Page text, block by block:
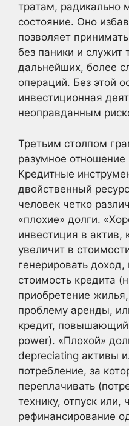
тратам, радикально
состояние. Оно
позволяет
без паники и служит
дальнейших, более
операций. Без этой
инвестиционная
неоправданным
Третьим столпом
разумное
Кредитные
двойственный
человек четко
«плохие» долги.
инвестиция в
увеличит в
генерировать
стоимость кредита
приобретение
проблему аренды,
кредит,
power). «Плохой»
depreciating активы
потребление, за
переплачивать
технику, отпуск или,
рефинансирование